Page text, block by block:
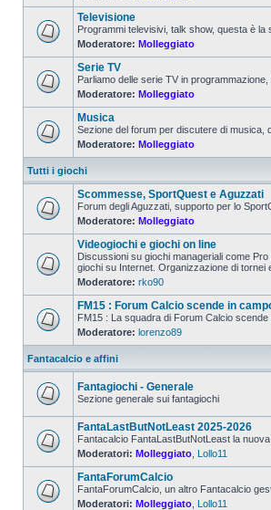
Televisione
Programmi televisivi, talk show, questa è
Moderatore: Molleggiato
Serie TV
Parliamo delle serie TV in
Moderatore: Molleggiato
Musica
Sezione del forum per discutere di musica,
Moderatore: Molleggiato
Tutti i giochi
Scommesse, SportQuest e Aguzzati
Forum degli Aguzzati, supporto per lo
Moderatore: Molleggiato
Videogiochi e giochi on line
Discussioni su giochi manageriali come
giochi su Internet. Organizzazione di tornei
Moderatore: rko90
FM15 : Forum Calcio scende in
FM15 : La squadra di Forum Calcio
Moderatore: lorenzo89
Fantacalcio e affini
Fantagiochi - Generale
Sezione generale sui fantagiochi
FantaLastButNotLeast 2025-2026
Fantacalcio FantaLastButNotLeast la
Moderatori: Molleggiato Lollo11
FantaForumCalcio
FantaForumCalcio, un altro Fantacalcio
Moderatori: Molleggiato Lollo11